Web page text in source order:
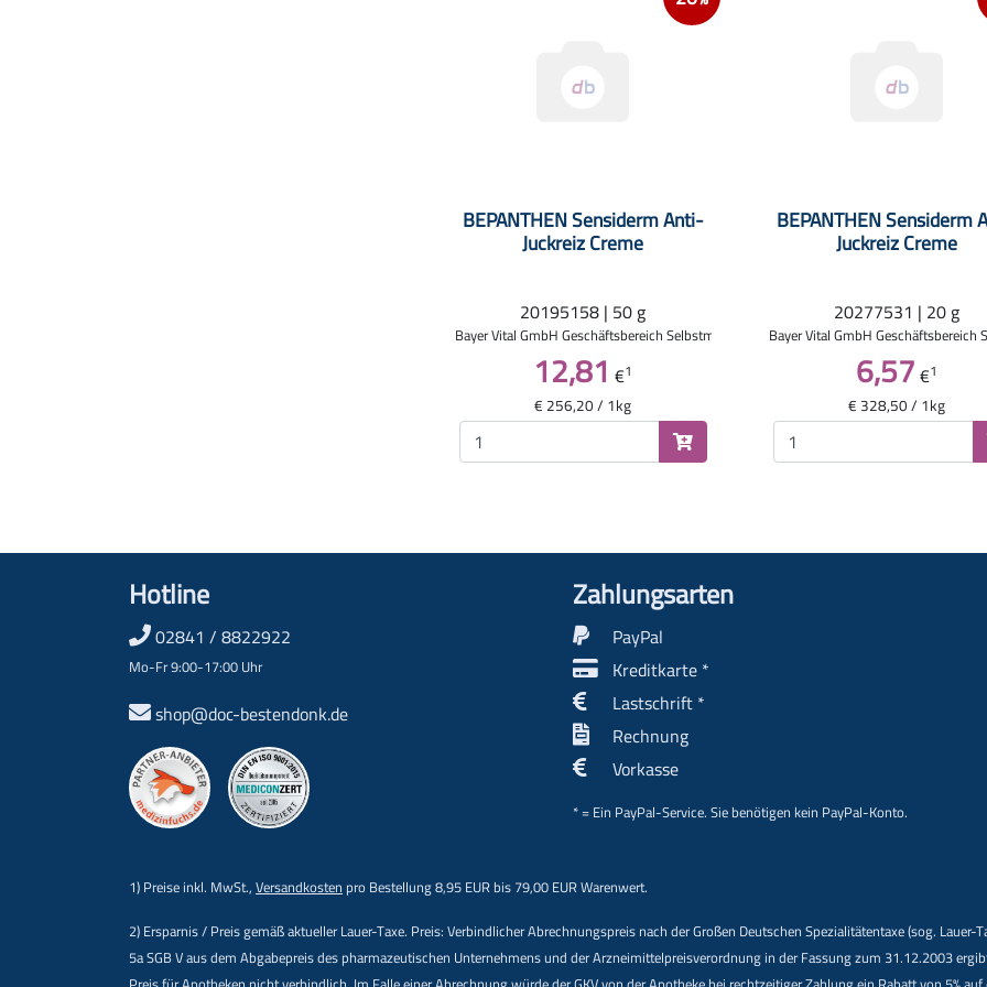
BEPANTHEN Sensiderm Anti-
Juckreiz Creme
20195158 | 50 g
Bayer Vital GmbH Geschäftsbereich Selbstmedikation
12,81 €1
€ 256,20 / 1kg
BEPANTHEN Sensiderm
Juckreiz Creme
20277531 | 20 g
Bayer Vital GmbH Geschäftsbereich
6,57€1
€ 328,50 / 1kg
Hotline
02841 / 8822922
Mo-Fr 9:00-17:00 Uhr
shop@doc-bestendonk.de
Zahlungs­arten
PayPal
Kreditkarte *
Lastschrift *
Rechnung
Vorkasse
* = Ein PayPal-Service. Sie benötigen kein PayPal-Konto.
1) Preise inkl. MwSt.,Versandkostenpro Bestellung 8,95 EUR bis 79,00 EUR Warenwert.
2) Ersparnis / Preis gemäß aktueller Lauer-Taxe. Preis: Verbindlicher Abrechnungspreis nach der Großen Deutschen Spezialitätentaxe (sog. Lauer-
5a SGB V aus dem Abgabepreis des pharmazeutischen Unternehmens und der Arzneimittelpreisverordnung in der Fassung zum 31.12.2003